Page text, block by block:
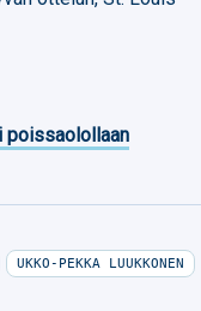
poissaolollaan
UKKO-PEKKA LUUKKONEN